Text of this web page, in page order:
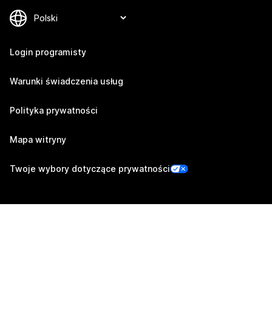
Login programisty
Warunki świadczenia usług
Polityka prywatności
Mapa witryny
Twoje wybory dotyczące prywatności